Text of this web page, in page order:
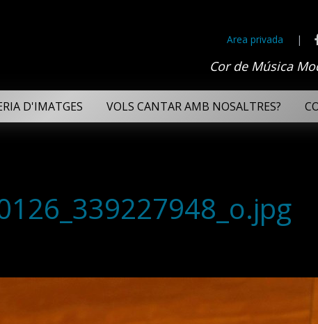
Area privada
|
Cor de Música
D'IMATGES VOLS CANTAR AMB NOSALTRES?